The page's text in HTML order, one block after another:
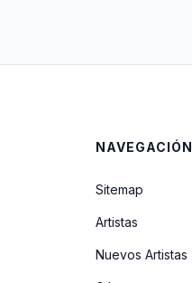
NAVEGACIÓN
Sitemap
Artistas
Nuevos Artistas